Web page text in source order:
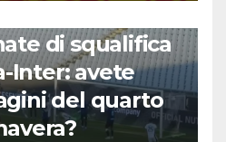
di squalifica
Inter: avete
del quarto